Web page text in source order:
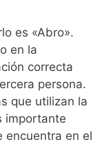
es «Abro».
en la
correcta
persona.
que utilizan la
importante
encuentra en el